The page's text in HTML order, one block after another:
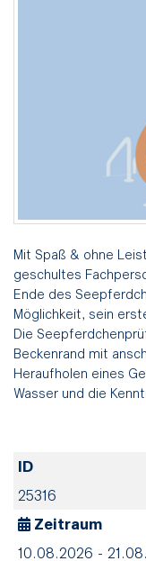
Mit Spaß & ohne
geschultes
Ende des
Möglichkeit, sein
Die
Beckenrand mit
Heraufholen eines
Wasser und die
ID
25316
Zeitraum
10.08.2026 -